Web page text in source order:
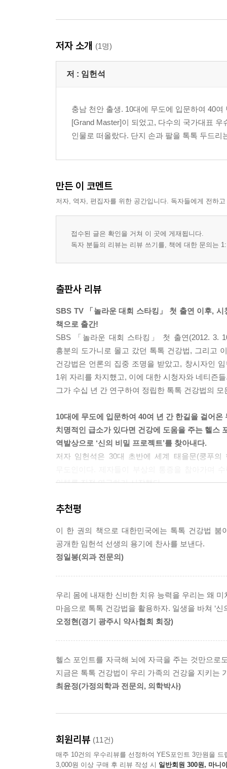
저자 소개 (1명)
저 : 임헌석
충남 천안 출생. 10대에 무도에 입문하여 40
[Grand Master]이 되었고, 다수의 국가대표
인물로 떠올랐다. 단지 손과 팔을 톡톡 두드
만든 이 코멘트
저자, 역자, 편집자를 위한 공간입니다. 독자들에게 전하
접수된 글은 확인을 거쳐 이 곳에 게재됩니다.
독자 분들의 리뷰는 리뷰 쓰기를, 책에 대한 문의는
출판사 리뷰
SBS TV 「놀라운 대회 스타킹」 첫 출연 이후,
책으로 출간!
SBS 「놀라운 대회 스타킹」 첫 출연(2012. 3.
흥분의 도가니로 몰고 갔던 톡톡 건강법, 그리고
건강법은 언론의 집중 조명을 받았고, 창시자인
1위 자리를 차지했고, 이에 대한 시청자와 네티즌
그가 수십 년 간 연구하여 정립한 톡톡 건강법의
10대에 무도에 입문하여 40여 년 간 한길을 걸어온
치명적인 급소가 있다면 건강에 도움을 주는 헬스
역발상으로 ‘신의 비밀 프로젝트’를 찾아내다.
저자 임헌석은 30대 초반에 세계 태을문(쿵푸
인체를 직접 연구하기 시작했다.
무너져버리는, 우리 몸의 치명적인 약점을 드러내
찾아내기에 이르렀다. 그리고 이를 태핑
성공했다. 자그마치 40년 이상 자신이 가진 모든
톡톡 건강법이란, 뇌(brain)에 자극을 주어 아픈 부
아프지 않고, 힘들지도 않다. 간단히 손끝으로 건
인체의 팔과 손에는 대략 200여 개의 헬스 포
이상이 있는 부위에 초기화 신호를 보냄으로써
것을 느낄 수 있다. 질병 또한 몰라보게 호전된다.
BRT의 원리는 마치 컴퓨터가 이상이 생기거나
것과 같은 이치이다. 즉 우리 뇌에 프로그래밍되
몸의 아픈 부위를 리셋(reset)하여 본래의 건강한
BRT의 효과를 극대화시키고 인체의 면역력을 높
추천평
이 한 권의 책으로 대한민국에는 톡톡 건강법 붐
공개한 임헌석 선생의 용기에 찬사를 보낸다.
정일봉(외과 전문의)
우리 몸에 내재한 신비한 치유 능력을 우리는 왜
마음으로 톡톡 건강법을 활용하자. 일생을 바쳐 ‘
오정현(경기 광주시 약사협회 회장)
헬스 포인트를 자극해 뇌에 자극을 주는 것만으로
지금은 톡톡 건강법이 우리 가족의 건강을 지키는
최윤정(가정의학과 전문의, 의학박사)
회원리뷰 (11건)
매주 10건의 우수리뷰를 선정하여 YES포인트 3만원을 드
3,000원 이상 구매 후 리뷰 작성 시 일반회원 300원, 마니